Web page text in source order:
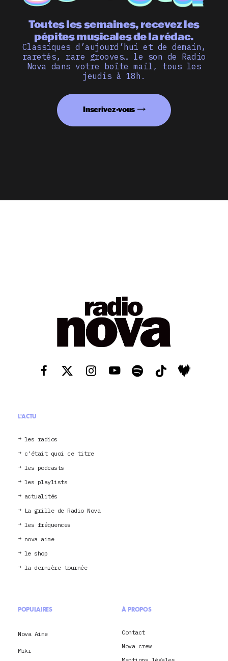
Toutes les semaines, recevez les
pépites musicales de la rédac.
Classiques d’aujourd’hui et de demain,
raretés, rare grooves… le son de Radio
Nova dans votre boîte mail, tous les
jeudis à 18h.
Inscrivez-vous
L'ACTU
les radios
c’était quoi ce titre
les podcasts
les playlists
actualités
La grille de Radio Nova
les fréquences
nova aime
le shop
la dernière tournée
POPULAIRES
Nova Aime
Miki
À PROPOS
Contact
Nova crew
Mentions légales